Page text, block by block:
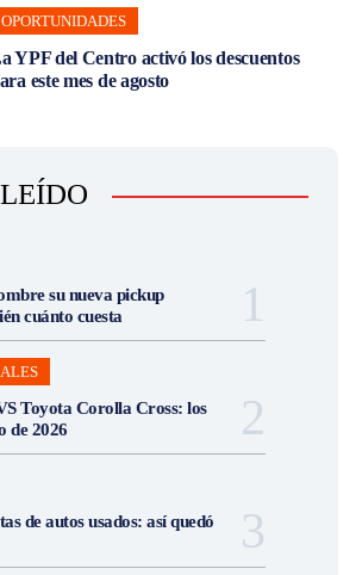
OPORTUNIDADES
YPF del Centro activó los descuentos
este mes de agosto
su nueva pickup
cuánto cuesta
Toyota Corolla Cross: los
de 2026
de autos usados: así quedó